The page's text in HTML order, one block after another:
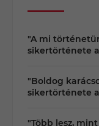
"A mi
sikertörténete
"Boldog
sikertörténete
"Több lesz,